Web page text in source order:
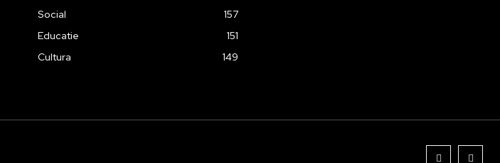
Social
157
Educatie
151
Cultura
149